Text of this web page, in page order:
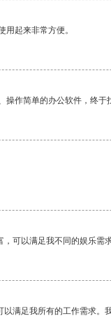
用起来非常方便。
操作简单的办公软件，终
可以满足我不同的娱乐需求
满足我所有的工作需求。